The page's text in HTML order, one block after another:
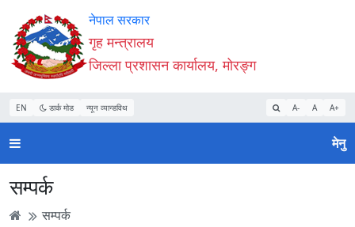
Accessibility
Mode
सुरु
गर्नुहोस्
सामाग्री
पढ्नुहाेस्
नेभिगेसन
पढ्नुहाेस्
वेबसाइट
खोजमा
जानुहोस्
नेपाल सरकार
गृह मन्त्रालय
जिल्ला प्रशासन कार्यालय, मोरङ्ग
EN डार्क मोड न्यून व्यान्डविथ A- A A+
मेनु
सम्पर्क
सम्पर्क